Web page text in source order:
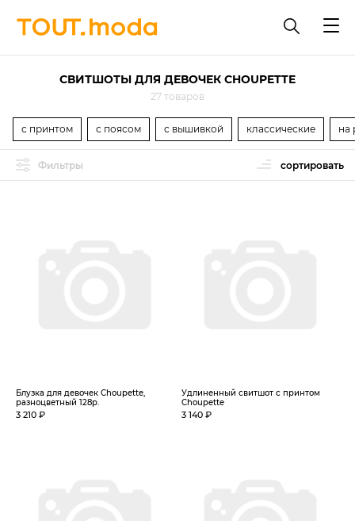
СВИТШОТЫ ДЛЯ ДЕВОЧЕК CHOUPETTE
27 товаров
с принтом с поясом с вышивкой классические на
Фильтры сортировать
Блузка для девочек Choupette,
разноцветный 128р.
3 210 ₽
Удлиненный свитшот с принтом
Choupette
3 140 ₽